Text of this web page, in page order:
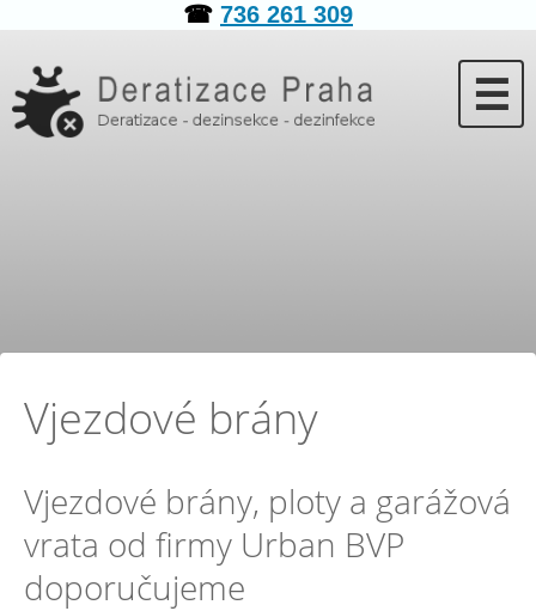
☎ 736 261 309
☰
Vjezdové brány
Vjezdové brány, ploty a garážová
vrata od firmy Urban BVP
doporučujeme